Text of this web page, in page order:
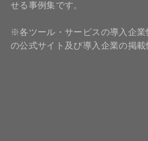
せる事例集です。
※各ツール・サービスの導入企業
の公式サイト及び導入企業の掲載